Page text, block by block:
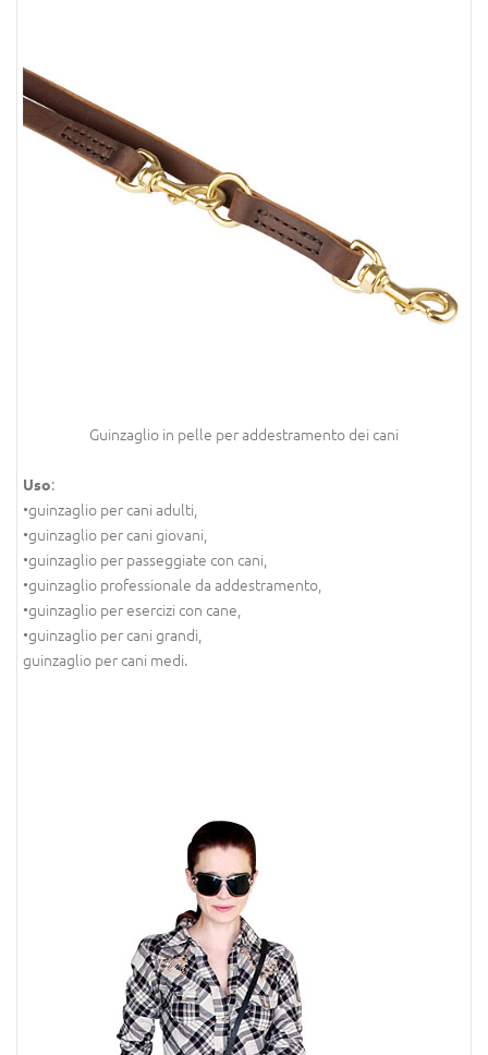
Guinzaglio in pelle per addestramento dei cani
Uso:
•guinzaglio per cani adulti,
•guinzaglio per cani giovani,
•guinzaglio per passeggiate con cani,
•guinzaglio professionale da addestramento,
•guinzaglio per esercizi con cane,
•guinzaglio per cani grandi,
guinzaglio per cani medi.